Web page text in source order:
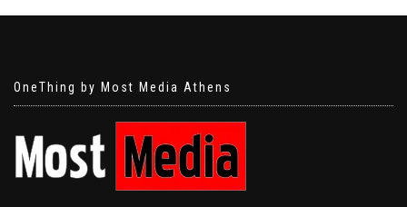
OneThing by Most Media Athens